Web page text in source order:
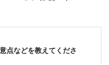
点などを教えてくださ